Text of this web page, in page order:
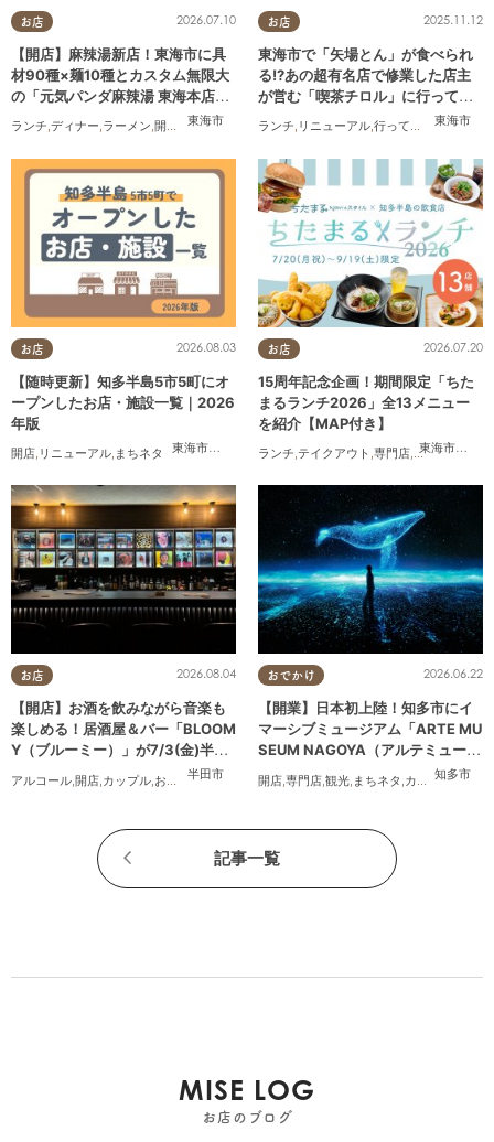
お店
東海市
2026.07.10
【開店】麻辣湯新店！東海市に具
材90種×麺10種とカスタム無限大
の「元気パンダ麻辣湯 東海本店」
ランチ,ディナー,ラーメン,開店 夫婦,カップル ,おひとりさま,友人,トレンド
お店
東海市
2025.11.12
東海市で「矢場とん」が食べられ
る!?あの超有名店で修業した店主
が営む「喫茶チロル」に行ってみ
ランチ, リニューアル,行ってみたレポ ,夫婦
お店
東海市大府市 知多市, 東浦町,阿久比町,半田市,常滑市 ,
2026.08.03
【随時更新】知多半島5市5町にオ
ープンしたお店・施設一覧｜2026
年版
開店, リニューアル, まちネタ
お店
東海市大府
2026.07.20
15周年記念企画！期間限定「ちた
まるランチ2026」全13メニュー
を紹介【MAP付き】
ランチ,テイクアウト ,専門店,ちたまるスタ
お店
半田市
2026.08.04
【開店】お酒を飲みながら音楽も
楽しめる！居酒屋＆バー「BLOOM
Y（ブルーミー）」が7/3(金)半田
市でオープン
アルコール,開店,カップル,おひとりさま
おでかけ
知多市
2026.06.22
【開業】日本初上陸！知多市にイ
マーシブミュージアム「ARTE MU
SEUM NAGOYA（アルテミュージ
アムナゴヤ）」が2026年11月下旬
にオープン
開店,専門店,観光, まちネタ ,カップル ,友人
記事一覧
MISE LOG
お店のブログ